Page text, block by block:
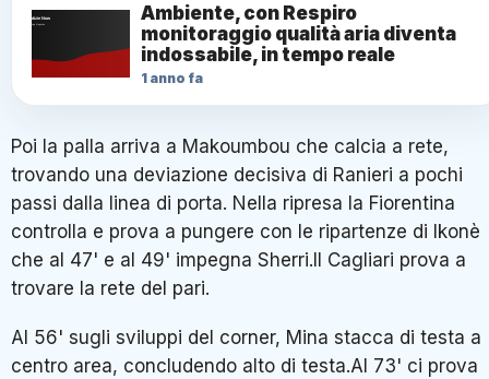
Ambiente, con Respiro
monitoraggio qualità aria diventa
indossabile, in tempo reale
1 anno fa
Poi la palla arriva a Makoumbou che calcia a rete,
trovando una deviazione decisiva di Ranieri a pochi
passi dalla linea di porta. Nella ripresa la Fiorentina
controlla e prova a pungere con le ripartenze di Ikonè
che al 47' e al 49' impegna Sherri.Il Cagliari prova a
trovare la rete del pari.
Al 56' sugli sviluppi del corner, Mina stacca di testa a
centro area, concludendo alto di testa.Al 73' ci prova